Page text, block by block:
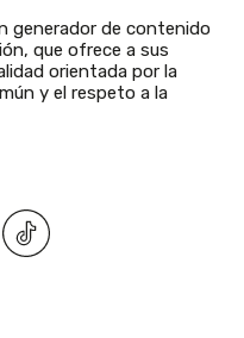
generador de contenido
que ofrece a sus
orientada por la
y el respeto a la